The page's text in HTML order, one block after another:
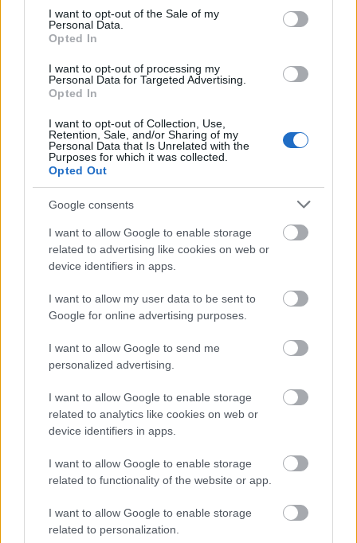
consent section.
I want to opt-out of the Sale of my
Personal Data.
Opted In
I want to opt-out of processing my
Personal Data for Targeted Advertising.
Opted In
I want to opt-out of Collection, Use,
Retention, Sale, and/or Sharing of my
Personal Data that Is Unrelated with the
Purposes for which it was collected.
Opted Out
Google consents
I want to allow Google to enable storage
related to advertising like cookies on web or
device identifiers in apps.
I want to allow my user data to be sent to
Google for online advertising purposes.
I want to allow Google to send me
personalized advertising.
I want to allow Google to enable storage
related to analytics like cookies on web or
device identifiers in apps.
I want to allow Google to enable storage
related to functionality of the website or app.
I want to allow Google to enable storage
related to personalization.
[mc4wp_form id="496"]